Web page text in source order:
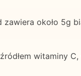
około 5g
witaminy C,